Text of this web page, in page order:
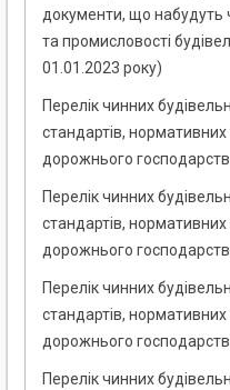
документи, що набудуть
та промисловості
01.01.2023 року)
Перелік чинних
стандартів, нормативних
дорожнього
Перелік чинних
стандартів, нормативних
дорожнього
Перелік чинних
стандартів, нормативних
дорожнього
Перелік чинних